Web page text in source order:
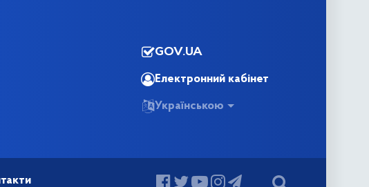
GOV.UA
Електронний кабінет
Українською